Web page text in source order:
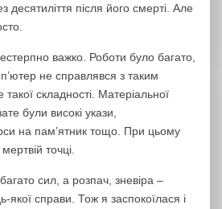
десятиліття після його смерті. Але
важко. Роботи було багато,
не справлявся з таким
складності. Матеріальної
були високі укази,
на пам’ятник тощо. При цьому
точці.
сил, а розпач, зневіра –
якої справи. Тож я заспокоїлася і